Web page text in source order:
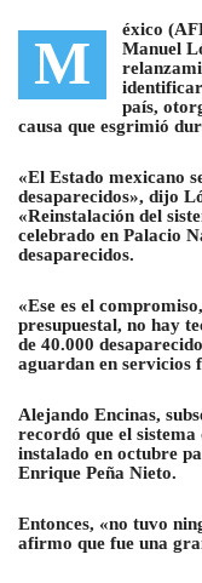
M éxico
Manuel
identificar
país,
causa que esgrimió
«El Estado mexicano
desaparecidos», dijo
«Reinstalación del
celebrado en Palacio
desaparecidos.
«Ese es el
presupuestal, no hay
de 40.000
aguardan en servicios
Alejando Encinas,
recordó que el sistema
instalado en octubre
Enrique Peña Nieto.
Entonces, «no tuvo
afirmo que fue una